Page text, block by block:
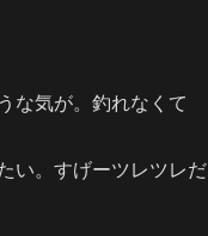
な気が。釣れなくて
い。すげーツレツレだ